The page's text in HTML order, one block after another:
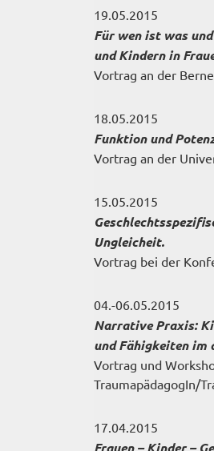
19.05.2015
Für wen ist was
und Kindern in
Vortrag an der
18.05.2015
Funktion und
Vortrag an der
15.05.2015
Ungleicheit.
Vortrag bei der
04.-06.05.2015
Narrative Praxis:
und Fähigkeiten im
Vortrag und
TraumapädagogIn/
17.04.2015
Frauen – Kinder –